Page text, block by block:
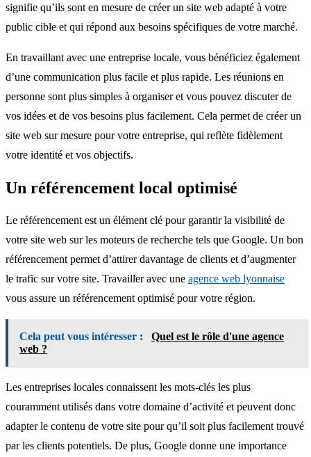
signifie qu’ils sont en mesure de créer un site web adapté à votre
public cible et qui répond aux besoins spécifiques de votre marché.
En travaillant avec une entreprise locale, vous bénéficiez également
d’une communication plus facile et plus rapide. Les réunions en
personne sont plus simples à organiser et vous pouvez discuter de
vos idées et de vos besoins plus facilement. Cela permet de créer un
site web sur mesure pour votre entreprise, qui reflète fidèlement
votre identité et vos objectifs.
Un référencement local optimisé
Le référencement est un élément clé pour garantir la visibilité de
votre site web sur les moteurs de recherche tels que Google. Un bon
référencement permet d’attirer davantage de clients et d’augmenter
le trafic sur votre site. Travailler avec une agence web lyonnaise
vous assure un référencement optimisé pour votre région.
Cela peut vous intéresser :
Quel est le rôle d'une agence
web ?
Les entreprises locales connaissent les mots-clés les plus
couramment utilisés dans votre domaine d’activité et peuvent donc
adapter le contenu de votre site pour qu’il soit plus facilement trouvé
par les clients potentiels. De plus, Google donne une importance